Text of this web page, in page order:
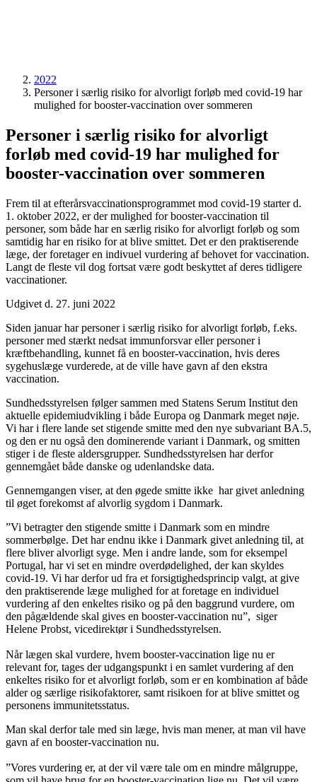
2022
Personer i særlig risiko for alvorligt forløb med covid-19 har
mulighed for booster-vaccination over sommeren
Personer i særlig risiko for alvorligt
forløb med covid-19 har mulighed for
booster-vaccination over sommeren
Frem til at efterårsvaccinationsprogrammet mod covid-19 starter d.
1. oktober 2022, er der mulighed for booster-vaccination til
personer, som både har en særlig risiko for alvorligt forløb og som
samtidig har en risiko for at blive smittet. Det er den praktiserende
læge, der foretager en indivuel vurdering af behovet for vaccination.
Langt de fleste vil dog fortsat være godt beskyttet af deres tidligere
vaccinationer.
Udgivet d. 27. juni 2022
Siden januar har personer i særlig risiko for alvorligt forløb, f.eks.
personer med stærkt nedsat immunforsvar eller personer i
kræftbehandling, kunnet få en booster-vaccination, hvis deres
sygehuslæge vurderede, at de ville have gavn af den ekstra
vaccination.
Sundhedsstyrelsen følger sammen med Statens Serum Institut den
aktuelle epidemiudvikling i både Europa og Danmark meget nøje.
Vi har i flere lande set stigende smitte med den nye subvariant BA.5,
og den er nu også den dominerende variant i Danmark, og smitten
stiger i de fleste aldersgrupper. Sundhedsstyrelsen har derfor
gennemgået både danske og udenlandske data.
Gennemgangen viser, at den øgede smitte ikke har givet anledning
til øget forekomst af alvorlig sygdom i Danmark.
”Vi betragter den stigende smitte i Danmark som en mindre
sommerbølge. Det har endnu ikke i Danmark givet anledning til, at
flere bliver alvorligt syge. Men i andre lande, som for eksempel
Portugal, har vi set en mindre overdødelighed, der kan skyldes
covid-19. Vi har derfor ud fra et forsigtighedsprincip valgt, at give
den praktiserende læge mulighed for at foretage en individuel
vurdering af den enkeltes risiko og på den baggrund vurdere, om
den pågældende skal gives en booster-vaccination nu”, siger
Helene Probst, vicedirektør i Sundhedsstyrelsen.
Når lægen skal vurdere, hvem booster-vaccination lige nu er
relevant for, tages der udgangspunkt i en samlet vurdering af den
enkeltes risiko for et alvorligt forløb, som er en kombination af både
alder og særlige risikofaktorer, samt risikoen for at blive smittet og
personens immunitetsstatus.
Man skal derfor tale med sin læge, hvis man mener, at man vil have
gavn af en booster-vaccination nu.
”Vores vurdering er, at der vil være tale om en mindre målgruppe,